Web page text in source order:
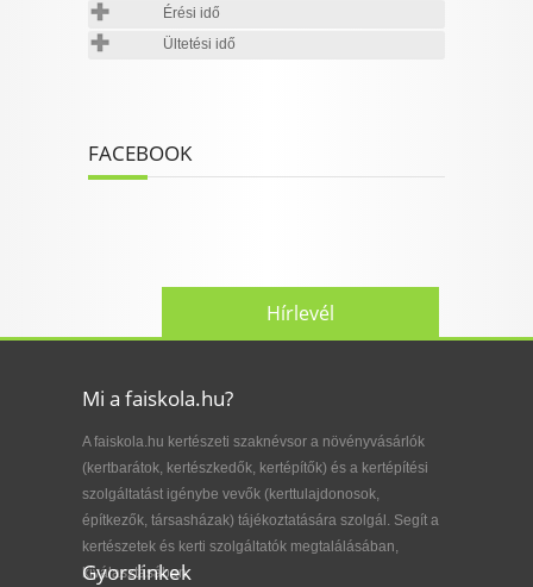
Érési idő
Ültetési idő
FACEBOOK
Hírlevél
Mi a faiskola.hu?
A faiskola.hu kertészeti szaknévsor a növényvásárlók
(kertbarátok, kertészkedők, kertépítők) és a kertépítési
szolgáltatást igénybe vevők (kerttulajdonosok,
építkezők, társasházak) tájékoztatására szolgál. Segít a
kertészetek és kerti szolgáltatók megtalálásában,
kiválasztásában.
Gyorslinkek